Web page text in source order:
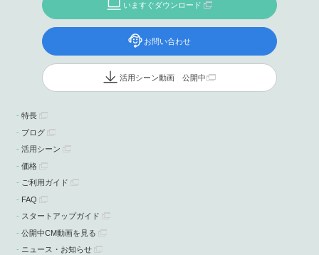
いますぐダウンロード
お問い合わせ
活用シーン動画 公開中
特長
ブログ
活用シーン
価格
ご利用ガイド
FAQ
スタートアップガイド
公開中CM動画を見る
ニュース・お知らせ